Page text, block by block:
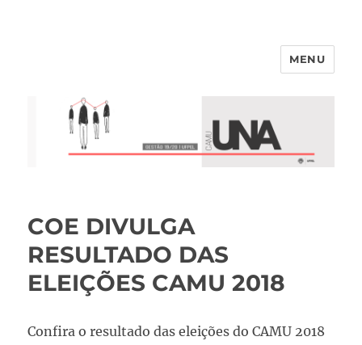
MENU
COE DIVULGA
RESULTADO DAS
ELEIÇÕES CAMU 2018
Confira o resultado das eleições do CAMU 2018